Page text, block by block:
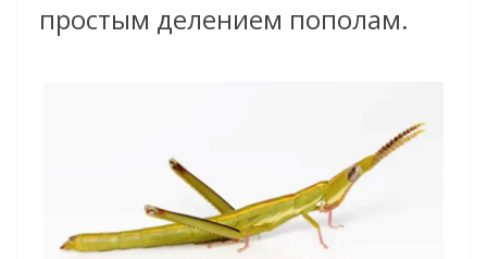
простым делением пополам.